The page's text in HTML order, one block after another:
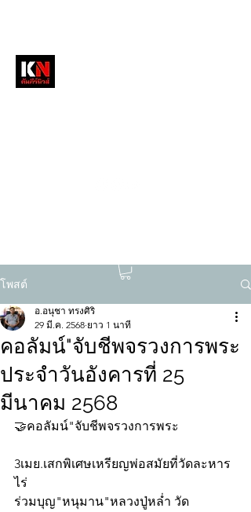
โพสต์
คอลัมน์"จับชีพจรวงการพระ
ประจำวันอังคารที่ 25
มีนาคม 2568
อ.อนุชา ทรงศิริ
29 มี.ค. 2568 ยาว 1 นาที
🤝คอลัมน์"จับชีพจรวงการพระ
3เมย.เสกพิเศษเหรียญพ่อสมัยที่วัดละหาร
ไร่
ร่วมบุญ"หนุมาน"หลวงปู่หล่ำ วัด